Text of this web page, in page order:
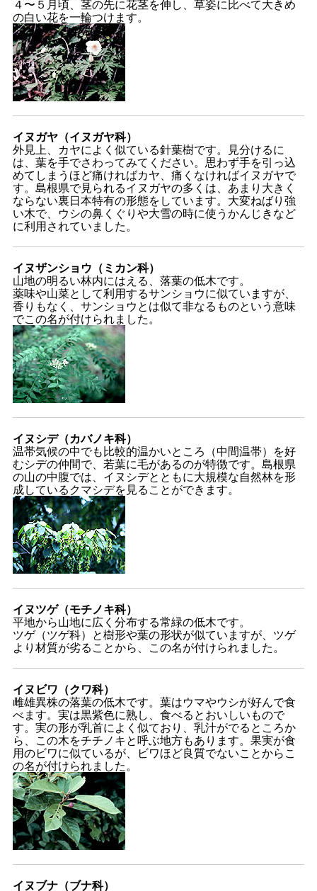
４〜５月頃、茎の先に花茎を伸し、草姿に比べて大きめ
の白い花を一輪つけます。
イヌガヤ（イヌガヤ科）
外見上、カヤによく似ている針葉樹です。見分けるに
は、葉を手でさわってみてください。思わず手を引っ込
めてしまうほど痛ければカヤ、痛くなければイヌガヤで
す。島根県で見られるイヌガヤの多くは、あまり大きく
ならない裏日本特有の形態をしています。大変ねばり強
い木で、ウシの鼻くぐりや大雪の時に使うかんじきなど
に利用されていました。
イヌザンショウ（ミカン科）
山地の明るい林内にはえる、落葉の低木です。
薬味や山菜として利用するサンショウに似ていますが、
香りもなく、サンショウとは似て非なるものという意味
でこの名が付けられました。
イヌシデ（カバノキ科）
温帯気候の中でも比較的温かいところ（中間温帯）を好
むシデの仲間で、若葉に毛があるのが特徴です。島根県
の山の中腹では、イヌシデとともに大規模な自然林を形
成しているクマシデを見ることができます。
イヌツゲ（モチノキ科）
平地から山地に広く分布する常緑の低木です。
ツゲ（ツゲ科）と樹形や葉の形状が似ていますが、ツゲ
より材質が劣ることから、この名が付けられました。
イヌビワ（クワ科）
雌雄異株の落葉の低木です。葉はウマやウシが好んで食
べます。実は黒紫色に熟し、食べるとおいしいもので
す。実の形が乳首によく似ており、乳汁がでるところか
ら、この木をチチノキと呼ぶ地方もあります。果実が食
用のビワに似ているが、ビワほど良質でないことからこ
の名が付けられました。
イヌブナ（ブナ科）